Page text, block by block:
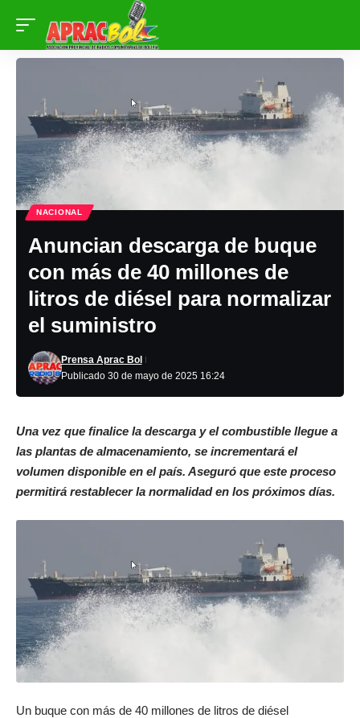
NACIONAL
Anuncian descarga de buque
con más de 40 millones de
litros de diésel para normalizar
el suministro
Publicado 30 de mayo de 2025 16:24
Prensa Aprac Bol
Una vez que finalice la descarga y el combustible llegue a
las plantas de almacenamiento, se incrementará el
volumen disponible en el país. Aseguró que este proceso
permitirá restablecer la normalidad en los próximos días.
Un buque con más de 40 millones de litros de diésel